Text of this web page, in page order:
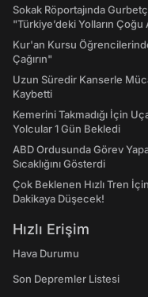
Sokak Röportajında
"Türkiye’deki Yolların Çoğu
Kur'an Kursu
Çağırın"
Uzun Süredir Kanserle
Kaybetti
Kemerini Takmadığı İçin
Yolcular 1 Gün Bekledi
ABD Ordusunda Görev
Sıcaklığını Gösterdi
Çok Beklenen Hızlı Tren
Dakikaya Düşecek!
Hızlı Erişim
Hava Durumu
Son Depremler Listesi